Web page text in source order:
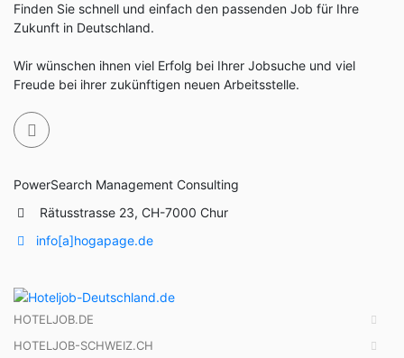
Finden Sie schnell und einfach den passenden Job für Ihre
Zukunft in Deutschland.
Wir wünschen ihnen viel Erfolg bei Ihrer Jobsuche und viel
Freude bei ihrer zukünftigen neuen Arbeitsstelle.
PowerSearch Management Consulting
Rätusstrasse 23, CH-7000 Chur
info[a]hogapage.de
HOTELJOB.DE
HOTELJOB-SCHWEIZ.CH